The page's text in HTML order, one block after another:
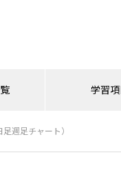
学習項
ム 最新情報
ンデックス
週足チャート）